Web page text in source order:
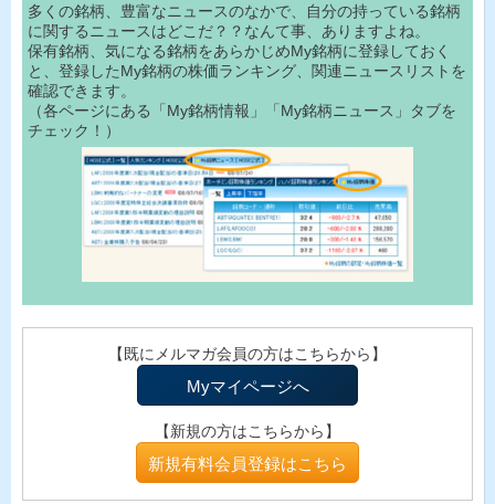
多くの銘柄、豊富なニュースのなかで、自分の持っている銘柄
に関するニュースはどこだ？？なんて事、ありますよね。
保有銘柄、気になる銘柄をあらかじめMy銘柄に登録しておく
と、登録したMy銘柄の株価ランキング、関連ニュースリストを
確認できます。
（各ページにある「My銘柄情報」「My銘柄ニュース」タブを
チェック！）
【既にメルマガ会員の方はこちらから】
Myマイページへ
【新規の方はこちらから】
新規有料会員登録はこちら